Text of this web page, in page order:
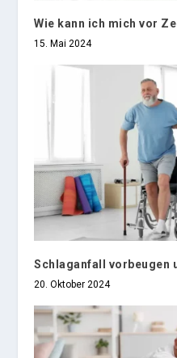
Wie kann ich mich vor
15. Mai 2024
Schlaganfall vorbeugen
20. Oktober 2024